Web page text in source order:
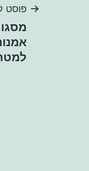
ניווט
פוסט